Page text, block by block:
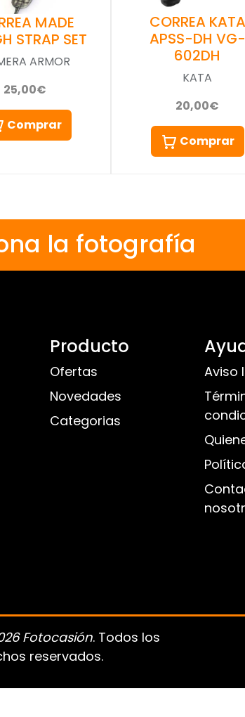
MADE
STRAP SET
ARMOR
25,00€
Comprar
CORREA KATA
APSS-DH VG-
602DH
KATA
20,00€
Comprar
la fotografía
Producto
Ofertas
Novedades
Categorias
Aviso
Fotocasión. Todos los
reservados.